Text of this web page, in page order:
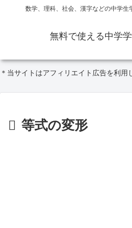
数学、理科、社会、漢字などの中学生
無料で使える中学
＊当サイトはアフィリエイト広告を利用
等式の変形